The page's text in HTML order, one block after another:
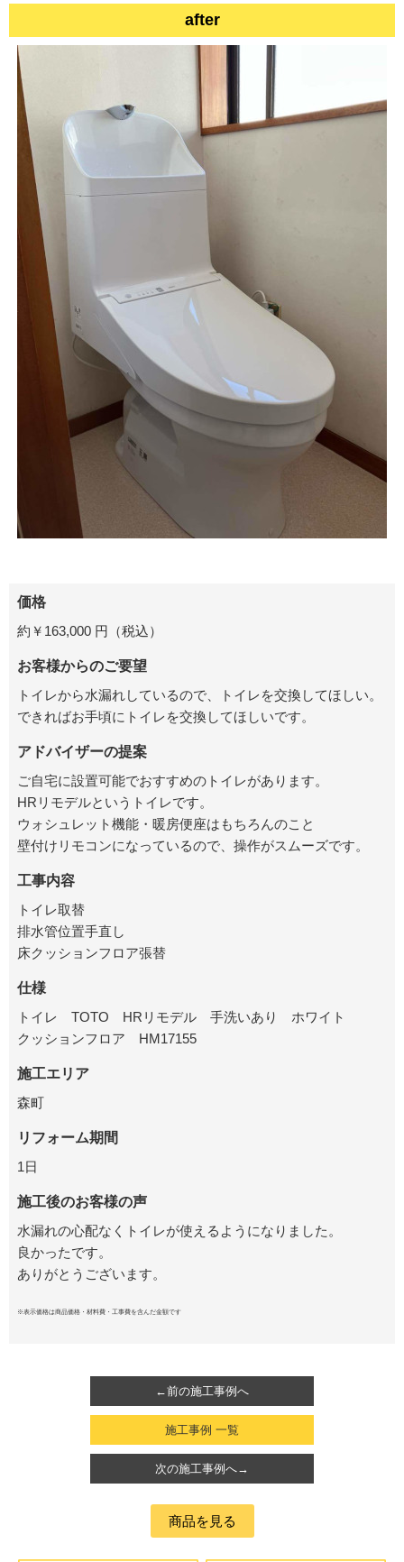
after
価格
約￥ 163,000 円 （税込）
お客様からのご要望
トイレから水漏れしているので、トイレを交換してほしい。
できればお手頃にトイレを交換してほしいです。
アドバイザーの提案
ご自宅に設置可能でおすすめのトイレがあります。
HRリモデルというトイレです。
ウォシュレット機能・暖房便座はもちろんのこと
壁付けリモコンになっているので、操作がスムーズです。
工事内容
トイレ取替
排水管位置手直し
床クッションフロア張替
仕様
トイレ TOTO HRリモデル 手洗いあり ホワイト
クッションフロア HM17155
施工エリア
森町
リフォーム期間
1日
施工後のお客様の声
水漏れの心配なくトイレが使えるようになりました。
良かったです。
ありがとうございます。
※表示価格は商品価格・材料費・工事費を含んだ金額です
←前の施工事例へ
施工事例 一覧
次の施工事例へ→
商品を見る